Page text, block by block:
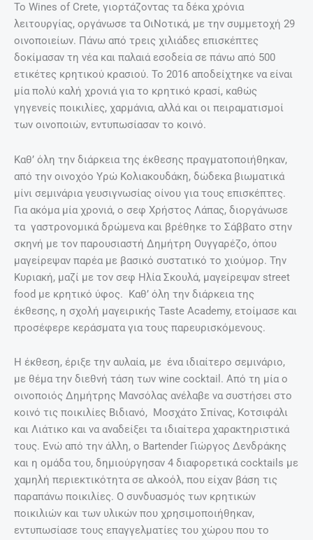
Το Wines of Crete, γιορτάζοντας τα δέκα χρόνια
λειτουργίας, οργάνωσε τα ΟιΝοτικά, με την συμμετοχή 29
οινοποιείων. Πάνω από τρεις χιλιάδες επισκέπτες
δοκίμασαν τη νέα και παλαιά εσοδεία σε πάνω από 500
ετικέτες κρητικού κρασιού. Το 2016 αποδείχτηκε να είναι
μία πολύ καλή χρονιά για το κρητικό κρασί, καθώς
γηγενείς ποικιλίες, χαρμάνια, αλλά και οι πειραματισμοί
των οινοποιών, εντυπωσίασαν το κοινό.
Καθ’ όλη την διάρκεια της έκθεσης πραγματοποιήθηκαν,
από την οινοχόο Υρώ Κολιακουδάκη, δώδεκα βιωματικά
μίνι σεμινάρια γευσιγνωσίας οίνου για τους επισκέπτες.
Για ακόμα μία χρονιά, ο σεφ Χρήστος Λάπας, διοργάνωσε
τα γαστρονομικά δρώμενα και βρέθηκε το Σάββατο στην
σκηνή με τον παρουσιαστή Δημήτρη Ουγγαρέζο, όπου
μαγείρεψαν παρέα με βασικό συστατικό το χιούμορ. Την
Κυριακή, μαζί με τον σεφ Ηλία Σκουλά, μαγείρεψαν street
food με κρητικό ύφος. Καθ’ όλη την διάρκεια της
έκθεσης, η σχολή μαγειρικής Taste Academy, ετοίμασε και
προσέφερε κεράσματα για τους παρευρισκόμενους.
Η έκθεση, έριξε την αυλαία, με ένα ιδιαίτερο σεμινάριο,
με θέμα την διεθνή τάση των wine cocktail. Από τη μία ο
οινοποιός Δημήτρης Μανσόλας ανέλαβε να συστήσει στο
κοινό τις ποικιλίες Βιδιανό, Μοσχάτο Σπίνας, Κοτσιφάλι
και Λιάτικο και να αναδείξει τα ιδιαίτερα χαρακτηριστικά
τους. Ενώ από την άλλη, ο Bartender Γιώργος Δενδράκης
και η ομάδα του, δημιούργησαν 4 διαφορετικά cocktails με
χαμηλή περιεκτικότητα σε αλκοόλ, που είχαν βάση τις
παραπάνω ποικιλίες. Ο συνδυασμός των κρητικών
ποικιλιών και των υλικών που χρησιμοποιήθηκαν,
εντυπωσίασε τους επαγγελματίες του χώρου που το